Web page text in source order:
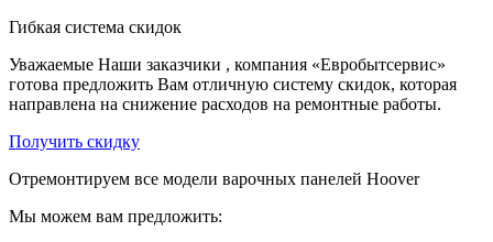
Гибкая система скидок
Уважаемые Наши заказчики , компания «Евробытсервис»
готова предложить Вам отличную систему скидок, которая
направлена на снижение расходов на ремонтные работы.
Получить скидку
Отремонтируем все модели варочных панелей Hoover
Мы можем вам предложить: